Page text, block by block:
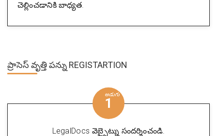
చెల్లించడానికి బాధ్యత.
ప్రాసెస్ వృత్తి పన్ను REGISTARTION
అడుగు
1
LegalDocs వెబ్సైట్ను సందర్శించండి.